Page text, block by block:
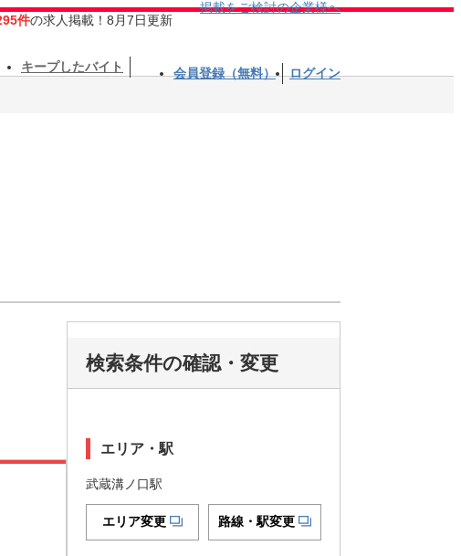
件の求人掲載！8月7日更新
掲載をご検討の企業様へ
キープしたバイト 会員登録（無料） ログイン
検索条件の確認・変更
エリア・駅
武蔵溝ノ口駅
エリア変更 路線・駅変更